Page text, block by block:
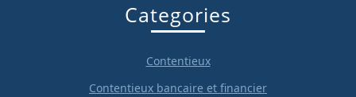
Categories
Contentieux
Contentieux bancaire et financier